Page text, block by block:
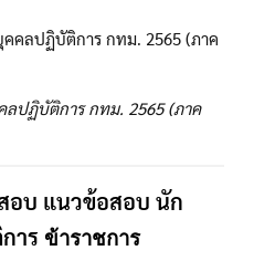
ปฏิบัติการ กทม. 2565 (ภาค
อบ แนวข้อสอบ นัก
าร ข้าราชการ